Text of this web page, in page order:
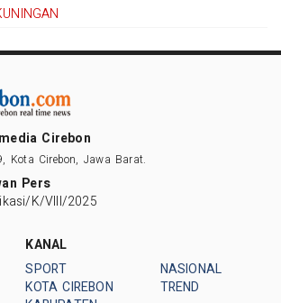
Cirebon
Kota Cirebon, Jawa Barat.
Pers
K/VIII/2025
KANAL
SPORT
KOTA CIREBON
NASIONAL
TREND